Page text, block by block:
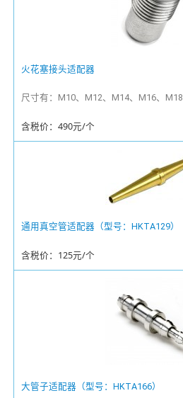
火花塞接头适配器
尺寸有：M10、M12、M14、M16、M18
含税价：490元/个
通用真空管适配器（型号：HKTA129）
含税价：125元/个
大管子适配器（型号：HKTA166）